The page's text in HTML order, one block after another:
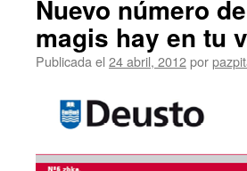
Nuevo número
magis hay en tu
Publicada el 24 abril, 2012por